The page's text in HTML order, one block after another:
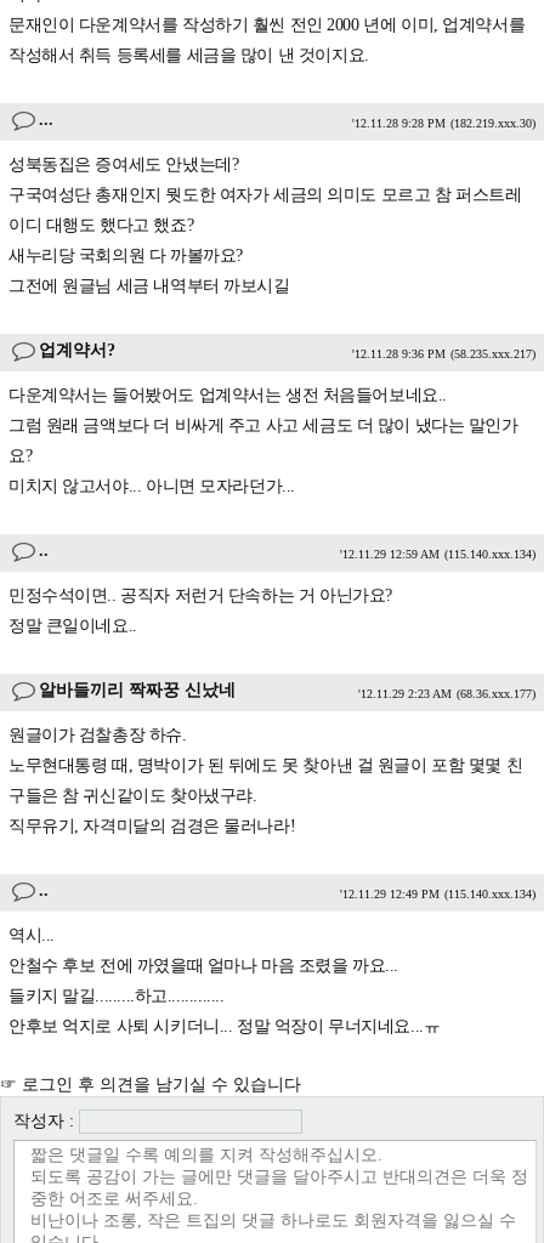
문재인이 다운계약서를 작성하기 훨씬 전인 2000 년에 이미, 업계약서를
작성해서 취득 등록세를 세금을 많이 낸 것이지요.
... '12.11.28 9:28 PM (182.219.xxx.30)
성북동집은 증여세도 안냈는데?
구국여성단 총재인지 뭣도한 여자가 세금의 의미도 모르고 참 퍼스트레
이디 대행도 했다고 했죠?
새누리당 국회의원 다 까볼까요?
그전에 원글님 세금 내역부터 까보시길
업계약서? '12.11.28 9:36 PM (58.235.xxx.217)
다운계약서는 들어봤어도 업계약서는 생전 처음들어보네요..
그럼 원래 금액보다 더 비싸게 주고 사고 세금도 더 많이 냈다는 말인가
요?
미치지 않고서야... 아니면 모자라던가...
.. '12.11.29 12:59 AM (115.140.xxx.134)
민정수석이면.. 공직자 저런거 단속하는 거 아닌가요?
정말 큰일이네요..
알바들끼리 짝짜꿍 신났네 '12.11.29 2:23 AM (68.36.xxx.177)
원글이가 검찰총장 하슈.
노무현대통령 때, 명박이가 된 뒤에도 못 찾아낸 걸 원글이 포함 몇몇 친
구들은 참 귀신같이도 찾아냈구랴.
직무유기, 자격미달의 검경은 물러나라!
.. '12.11.29 12:49 PM (115.140.xxx.134)
역시...
안철수 후보 전에 까였을때 얼마나 마음 조렸을 까요...
들키지 말길.........하고.............
안후보 억지로 사퇴 시키더니... 정말 억장이 무너지네요...ㅠ
☞ 로그인 후 의견을 남기실 수 있습니다
작성자 :